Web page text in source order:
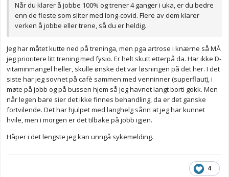
Når du klarer å jobbe 100% og trener 4 ganger i uka, er du bedre
enn de fleste som sliter med long-covid. Flere av dem klarer
verken å jobbe eller trene, så du er heldig.
Jeg har måtet kutte ned på treninga, men pga artrose i knærne så MÅ
jeg prioritere litt trening med fysio. Er helt skutt etterpå da. Har ikke D-
vitaminmangel heller, skulle ønske det var løsningen på det her. I det
siste har jeg sovnet på cafè sammen med venninner (superflaut), i
møte på jobb og på bussen hjem så jeg havnet langt borti gokk. Men
når legen bare sier det ikke finnes behandling, da er det ganske
fortvilende. Det har hjulpet med langhelg sånn at jeg har kunnet
hvile, men i morgen er det tilbake på jobb igjen.
Håper i det lengste jeg kan unngå sykemelding.
4